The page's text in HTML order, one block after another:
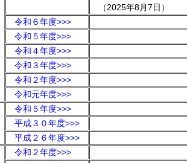
（2025年8月7日）
令和６年度>>>
令和５年度>>>
令和４年度>>>
令和３年度>>>
令和２年度>>>
令和元年度>>>
令和５年度>>>
平成３０年度>>>
平成２６年度>>>
令和２年度>>>